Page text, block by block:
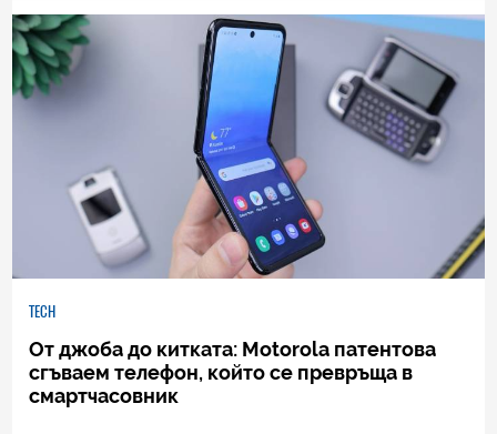
TECH
От джоба до китката: Motorola патентова
сгъваем телефон, който се превръща в
смартчасовник